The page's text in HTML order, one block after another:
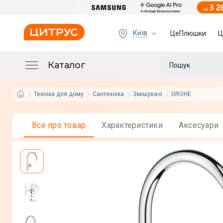
Київ ЦеПлюшки
Каталог
Техніка для дому Сантехніка Змішувачі GROHE
Все про товар Характеристики Аксесуари